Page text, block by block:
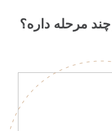
مرحله داره؟